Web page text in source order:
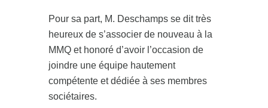
Pour sa part, M. Deschamps se dit très
heureux de s’associer de nouveau à la
MMQ et honoré d’avoir l’occasion de
joindre une équipe hautement
compétente et dédiée à ses membres
sociétaires.